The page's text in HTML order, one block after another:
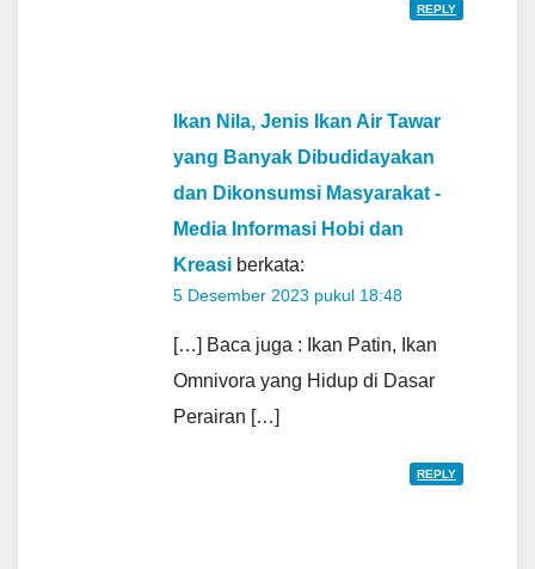
REPLY
Ikan Nila, Jenis Ikan Air Tawar
yang Banyak Dibudidayakan
dan Dikonsumsi Masyarakat -
Media Informasi Hobi dan
Kreasi berkata:
5 Desember 2023 pukul 18:48
[…] Baca juga : Ikan Patin, Ikan
Omnivora yang Hidup di Dasar
Perairan […]
REPLY